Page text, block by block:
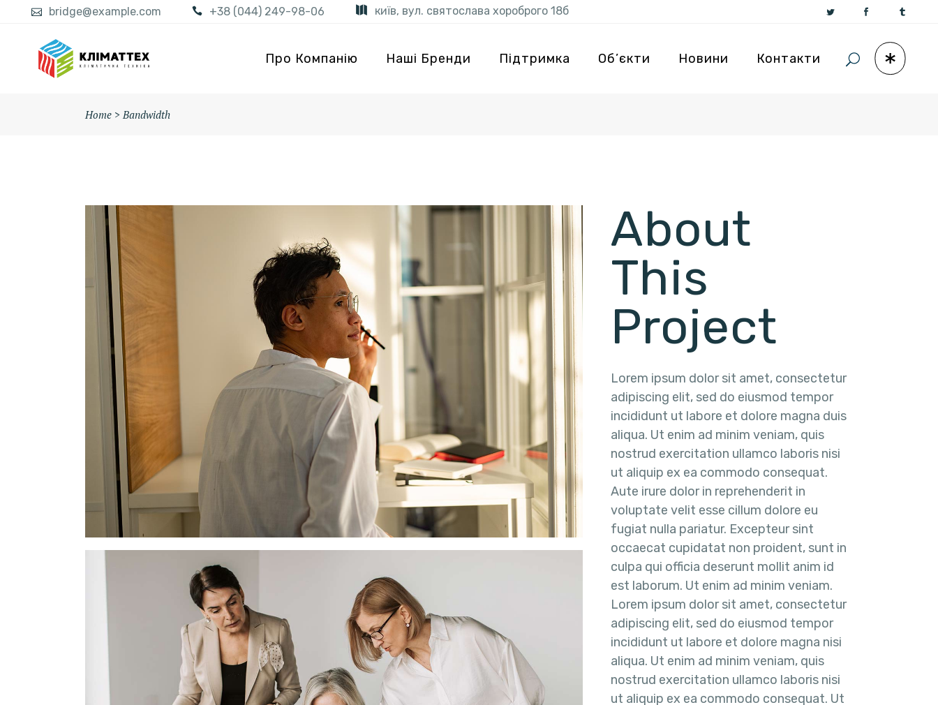
bridge@example.com +38 (044) 249-98-06 київ, вул. святослава хороброго 18б
Про Компанію Наші Бренди Підтримка Об’єкти Новини Контакти
Home >Bandwidth
About
This
Project
Lorem ipsum dolor sit amet, consectetur
adipiscing elit, sed do eiusmod tempor
incididunt ut labore et dolore magna duis
aliqua. Ut enim ad minim veniam, quis
nostrud exercitation ullamco laboris nisi
ut aliquip ex ea commodo consequat.
Aute irure dolor in reprehenderit in
voluptate velit esse cillum dolore eu
fugiat nulla pariatur. Excepteur sint
occaecat cupidatat non proident, sunt in
culpa qui officia deserunt mollit anim id
est laborum. Ut enim ad minim veniam.
Lorem ipsum dolor sit amet, consectetur
adipiscing elit, sed do eiusmod tempor
incididunt ut labore et dolore magna nisi
aliqua. Ut enim ad minim veniam, quis
nostrud exercitation ullamco laboris nisi
ut aliquip ex ea commodo consequat. Ut